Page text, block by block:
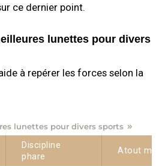
ce dernier point.
lunettes pour divers
à repérer les forces selon la
lunettes pour divers sports
Discipline
phare
Atout